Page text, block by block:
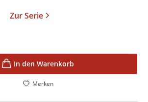
Zur Serie
In den Warenkorb
Merken